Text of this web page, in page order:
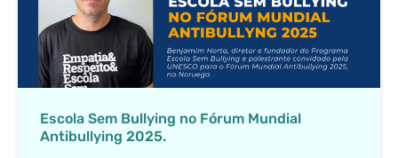
Escola Sem Bullying no Fórum Mundial
Antibullying 2025.